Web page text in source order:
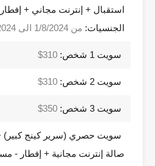
الجنسيات: من 1/8/2024 الى 31/10/2024
سويت 1 شخص: 310$
سويت 2 شخص: 310$
سويت 3 شخص: 350$
سويت حصري (سرير كينج كبير)